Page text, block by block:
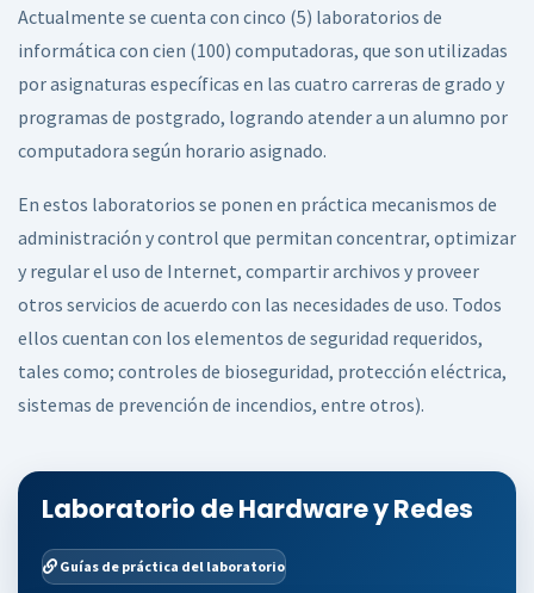
Actualmente se cuenta con cinco (5) laboratorios de
informática con cien (100) computadoras, que son utilizadas
por asignaturas específicas en las cuatro carreras de grado y
programas de postgrado, logrando atender a un alumno por
computadora según horario asignado.
En estos laboratorios se ponen en práctica mecanismos de
administración y control que permitan concentrar, optimizar
y regular el uso de Internet, compartir archivos y proveer
otros servicios de acuerdo con las necesidades de uso. Todos
ellos cuentan con los elementos de seguridad requeridos,
tales como; controles de bioseguridad, protección eléctrica,
sistemas de prevención de incendios, entre otros).
Laboratorio de Hardware y Redes
Guías de práctica del laboratorio